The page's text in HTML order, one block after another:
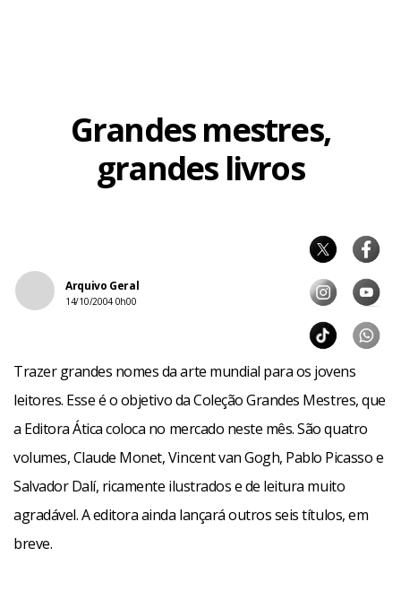
Grandes mestres,
grandes livros
Arquivo Geral
14/10/2004 0h00
Trazer grandes nomes da arte mundial para os jovens
leitores. Esse é o objetivo da Coleção Grandes Mestres, que
a Editora Ática coloca no mercado neste mês. São quatro
volumes, Claude Monet, Vincent van Gogh, Pablo Picasso e
Salvador Dalí, ricamente ilustrados e de leitura muito
agradável. A editora ainda lançará outros seis títulos, em
breve.